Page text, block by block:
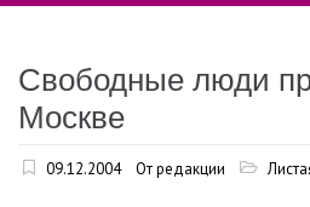
Свободные люди
Москве
09.12.2004 От редакции